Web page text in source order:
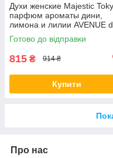
Духи женские Majestic
парфюм ароматы дини,
лимона и лилии AVENUE
PARFUMS
Готово до відправки
815 ₴ 914 ₴
Купити
Про нас